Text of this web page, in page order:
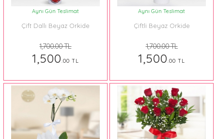
Aynı Gün Teslimat
Çift Dallı Beyaz Orkide
1,700.00 TL
1,500.00 TL
Aynı Gün Teslimat
Çiftli Beyaz Orkide
1,700.00 TL
1,500.00 TL